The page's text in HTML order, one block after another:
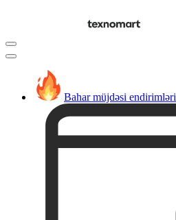
Bahar müjdəsi endirimləri